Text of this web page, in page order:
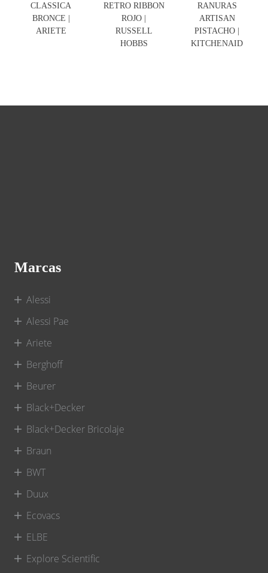
CLASSICA
BRONCE |
ARIETE
RETRO RIBBON
ROJO |
RUSSELL
HOBBS
RANURAS
ARTISAN
PISTACHO |
KITCHENAID
Marcas
Alessi
Alessi Pae
Ariete
Berghoff
Beurer
Black+Decker
Black+Decker Bricolaje
Braun
BWT
Duux
Ecovacs
ELBE
Explore Scientific